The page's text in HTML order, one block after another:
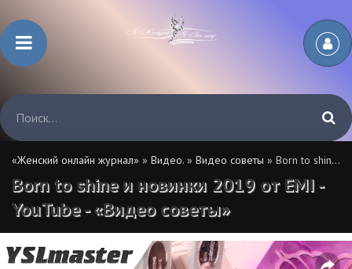
«Женский онлайн журнал» » Видео. » Видео советы » Born to shine и новинки 2019 от EMI - YouTube - «Видео советы»
Born to shine и новинки 2019 от EMI -
YouTube - «Видео советы»